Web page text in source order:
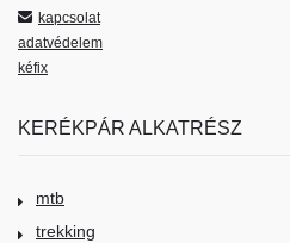
kapcsolat
adatvédelem
kéfix
KERÉKPÁR ALKATRÉSZ
mtb
trekking